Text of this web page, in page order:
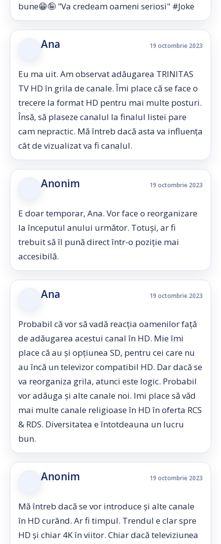
bune😁🤪 "Va credeam oameni seriosi" #Joke
Ana 19 octombrie 2023
Eu ma uit. Am observat adăugarea TRINITAS
TV HD în grila de canale. Îmi place că se face o
trecere la format HD pentru mai multe posturi.
Însă, să plaseze canalul la finalul listei pare
cam nepractic. Mă întreb dacă asta va influența
cât de vizualizat va fi canalul.
Anonim 19 octombrie 2023
E doar temporar, Ana. Vor face o reorganizare
la începutul anului următor. Totuși, ar fi
trebuit să îl pună direct într-o poziție mai
accesibilă.
Ana 19 octombrie 2023
Probabil că vor să vadă reacția oamenilor față
de adăugarea acestui canal în HD. Mie îmi
place că au și opțiunea SD, pentru cei care nu
au încă un televizor compatibil HD. Dar dacă se
va reorganiza grila, atunci este logic. Probabil
vor adăuga și alte canale noi. Imi place să văd
mai multe canale religioase în HD în oferta RCS
& RDS. Diversitatea e întotdeauna un lucru
bun.
Anonim 19 octombrie 2023
Mă întreb dacă se vor introduce și alte canale
în HD curând. Ar fi timpul. Trendul e clar spre
HD și chiar 4K în viitor. Chiar dacă televiziunea